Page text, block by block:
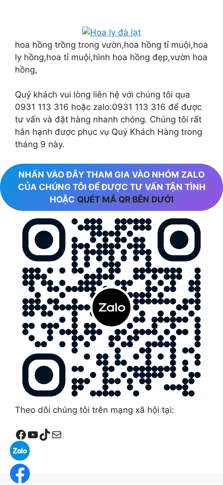
hoa hồng trồng trong vườn,hoa hồng tỉ muội,hoa
ly hồng,hoa tỉ muội,hình hoa hồng đẹp,vườn hoa
hồng,
Quý khách vui lòng liên hệ với chúng tôi qua
0931 113 316 hoặc zalo:0931 113 316 để được
tư vấn và đặt hàng nhanh chóng. Chúng tôi rất
hân hạnh được phục vụ Quý Khách Hàng trong
tháng 9 này.
NHẤN VÀO ĐÂY THAM GIA VÀO NHÓM ZALO
CỦA CHÚNG TÔI ĐỂ ĐƯỢC TƯ VẤN TẬN TÌNH
HOẶC QUÉT MÃ QR BÊN DƯỚI
Theo dõi chúng tôi trên mạng xã hội tại:
Facebook
YouTube
TikTok
Mail